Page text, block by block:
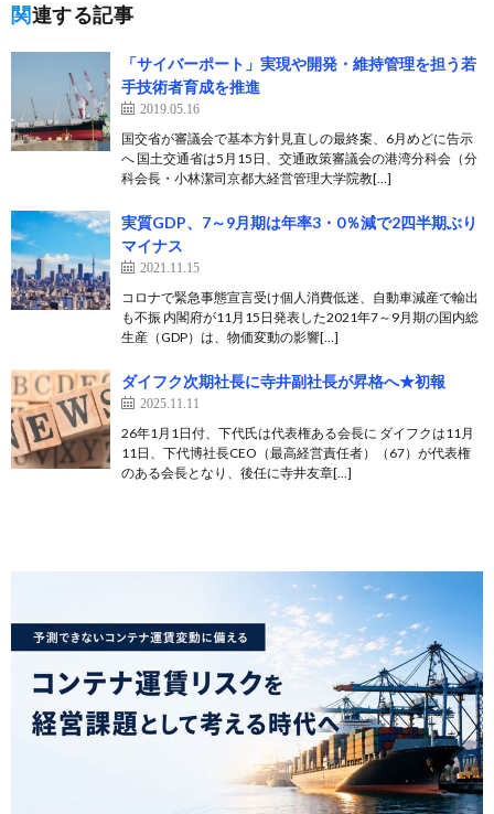
関連する記事
「サイバーポート」実現や開発・維持管理を担う若
手技術者育成を推進
2019.05.16
国交省が審議会で基本方針見直しの最終案、6月めどに告示
へ 国土交通省は5月15日、交通政策審議会の港湾分科会（分
科会長・小林潔司京都大経営管理大学院教[…]
実質GDP、7～9月期は年率3・0％減で2四半期ぶり
マイナス
2021.11.15
コロナで緊急事態宣言受け個人消費低迷、自動車減産で輸出
も不振 内閣府が11月15日発表した2021年7～9月期の国内総
生産（GDP）は、物価変動の影響[…]
ダイフク次期社長に寺井副社長が昇格へ★初報
2025.11.11
26年1月1日付、下代氏は代表権ある会長に ダイフクは11月
11日、下代博社長CEO（最高経営責任者）（67）が代表権
のある会長となり、後任に寺井友章[…]